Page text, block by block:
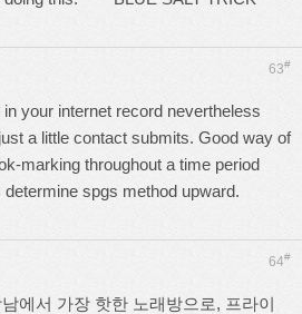
63#
your internet record nevertheless
a little contact submits. Good way of
marking throughout a time period
determine spgs method upward.
64#
에서 가장 핫한 노래방으로, 프라이